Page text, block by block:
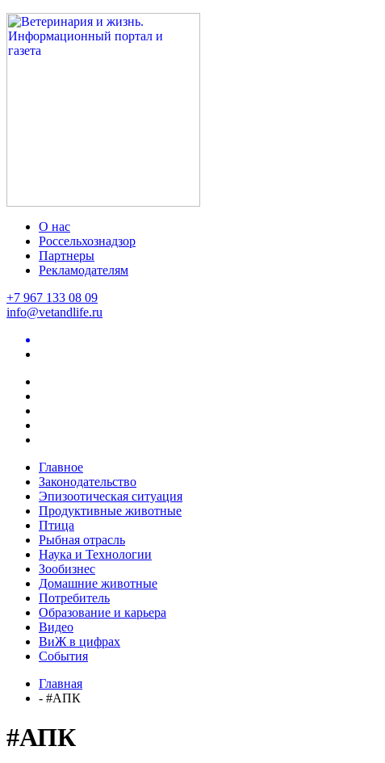
О нас
Россельхознадзор
Партнеры
Рекламодателям
+7 967 133 08 09
info@vetandlife.ru
Главное
Законодательство
Эпизоотическая ситуация
Продуктивные животные
Птица
Рыбная отрасль
Наука и Технологии
Зообизнес
Домашние животные
Потребитель
Образование и карьера
Видео
ВиЖ в цифрах
События
Главная
- #АПК
#АПК